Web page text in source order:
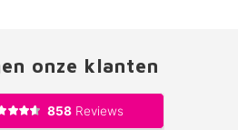
onze klanten